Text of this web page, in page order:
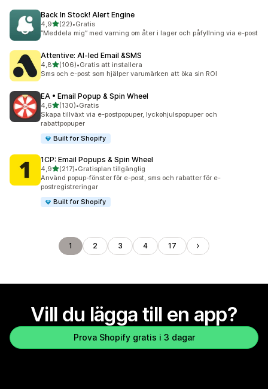
Back In Stock! Alert Engine
4,9av 5 stjärnor
(22)
22 recensioner totalt
•Gratis
”Meddela mig” med varning om åter i lager och påfyllning via e-post
Attentive: AI‑led Email &SMS
4,8av 5 stjärnor
(106)
106 recensioner totalt
•Gratis att installera
Sms och e-post som hjälper varumärken att öka sin ROI
EA • Email Popup & Spin Wheel
4,6av 5 stjärnor
(130)
130 recensioner totalt
•Gratis
Skapa tillväxt via e-postpopuper, lyckohjulspopuper och
rabattpopuper
Built for Shopify
1CP: Email Popups & Spin Wheel
4,9av 5 stjärnor
(217)
217 recensioner totalt
•Gratisplan tillgänglig
Använd popup-fönster för e-post, sms och rabatter för e-
postregistreringar
Built for Shopify
1 2 3 4 17
Vill du lägga till en app?
Prova Shopify gratis i 3 dagar